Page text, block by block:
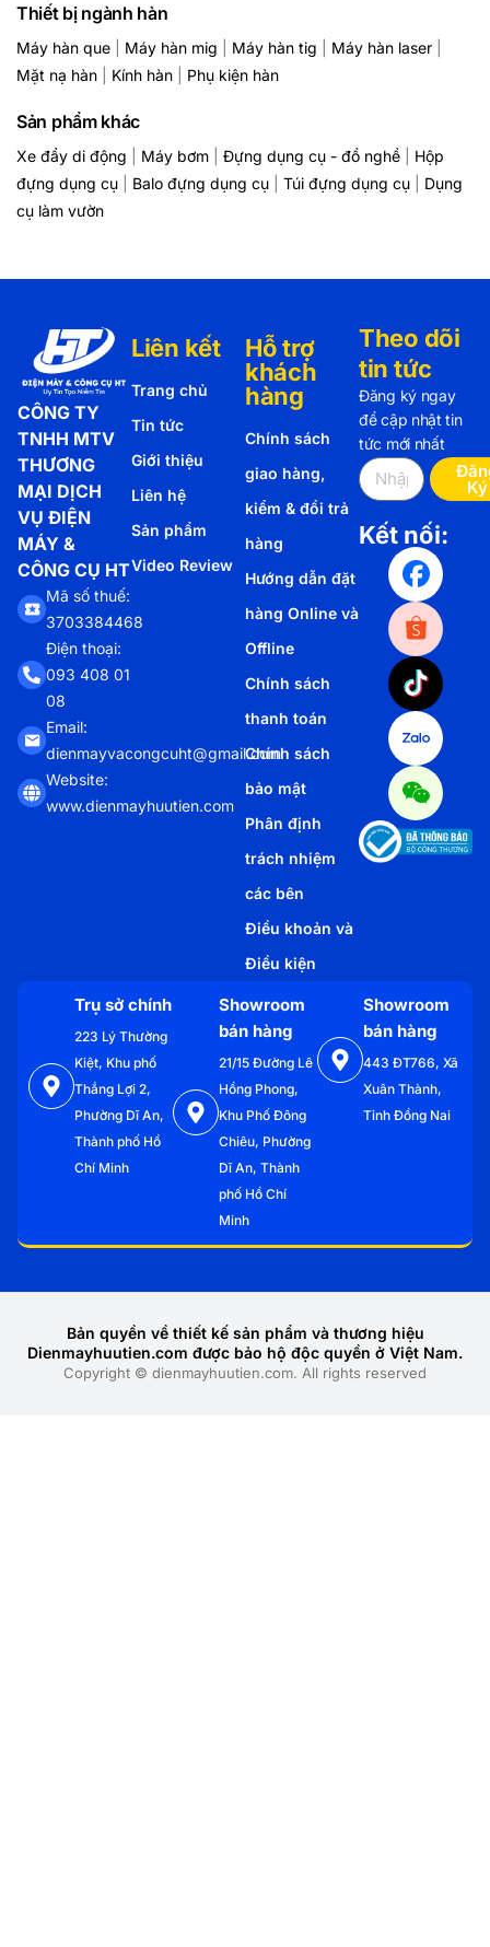
Thiết bị ngành hàn
Máy hàn que Máy hàn mig Máy hàn tig Máy hàn laser
Mặt nạ hàn
Kính hàn Phụ kiện hàn
Sản phẩm khác
Xe đẩy di động Máy bơm Đựng dụng cụ - đồ nghề
Hộp
đựng dụng cụ
Balo đựng dụng cụ Túi đựng dụng cụ
Dụng
cụ làm vườn
CÔNG TY
TNHH MTV
THƯƠNG
MẠI DỊCH
VỤ ĐIỆN
MÁY &
CÔNG CỤ HT
Mã số thuế:
3703384468
Điện thoại:
093 408 01
08
Email:
dienmayvacongcuht@gmail.com
Website:
www.dienmayhuutien.com
Liên kết
Trang chủ
Tin tức
Giới thiệu
Liên hệ
Sản phẩm
Video Review
Hỗ trợ
khách
hàng
Chính sách
giao hàng,
kiểm & đổi trả
hàng
Hướng dẫn đặt
hàng Online và
Offline
Chính sách
thanh toán
Chính sách
bảo mật
Phân định
trách nhiệm
các bên
Điều khoản và
Điều kiện
Theo dõi
tin tức
Đăng ký ngay
để cập nhật tin
tức mới nhất
Ký
Kết nối:
Trụ sở chính
223 Lý Thường
Kiệt, Khu phố
Thắng Lợi 2,
Phường Dĩ An,
Thành phố Hồ
Chí Minh
Showroom
bán hàng
21/15 Đường Lê
Hồng Phong,
Khu Phố Đông
Chiêu, Phường
Dĩ An, Thành
phố Hồ Chí
Minh
Showroom
bán hàng
443 ĐT766, Xã
Xuân Thành,
Tỉnh Đồng Nai
Copyright © dienmayhuutien.com. All rights reserved
Bản quyền về thiết kế sản phẩm và thương hiệu
Dienmayhuutien.com được bảo hộ độc quyền ở Việt Nam.